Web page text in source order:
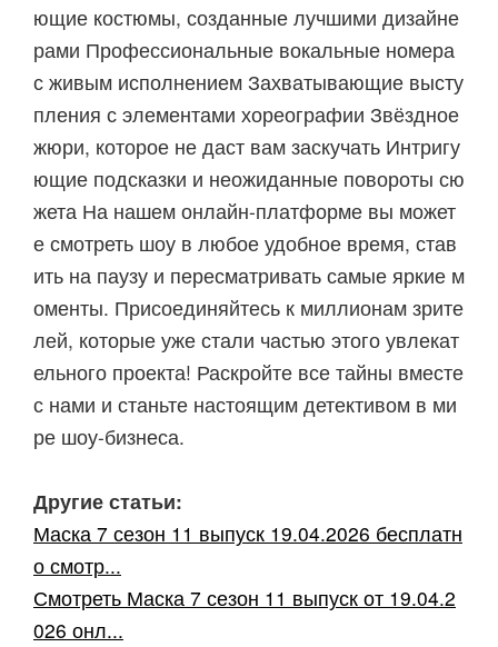
ющие костюмы, созданные лучшими дизайне
рами Профессиональные вокальные номера
с живым исполнением Захватывающие высту
пления с элементами хореографии Звёздное
жюри, которое не даст вам заскучать Интригу
ющие подсказки и неожиданные повороты сю
жета На нашем онлайн-платформе вы может
е смотреть шоу в любое удобное время, став
ить на паузу и пересматривать самые яркие м
оменты. Присоединяйтесь к миллионам зрите
лей, которые уже стали частью этого увлекат
ельного проекта! Раскройте все тайны вместе
с нами и станьте настоящим детективом в ми
ре шоу-бизнеса.
Другие статьи:
Маска 7 сезон 11 выпуск 19.04.2026 бесплатн
о смотр...
Смотреть Маска 7 сезон 11 выпуск от 19.04.2
026 онл...